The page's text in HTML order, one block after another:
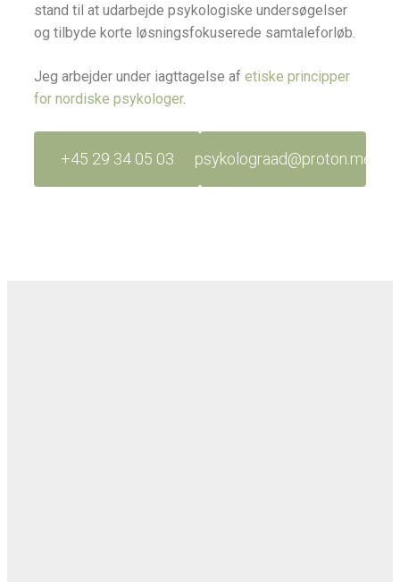
stand til at udarbejde psykologiske undersøgelser
og tilbyde korte løsningsfokuserede samtaleforløb.
Jeg arbejder under iagttagelse af etiske principper
for nordiske psykologer.
+45 29 34 05 03 psykolograad@proton.me